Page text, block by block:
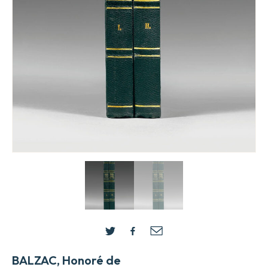
BALZAC, Honoré de